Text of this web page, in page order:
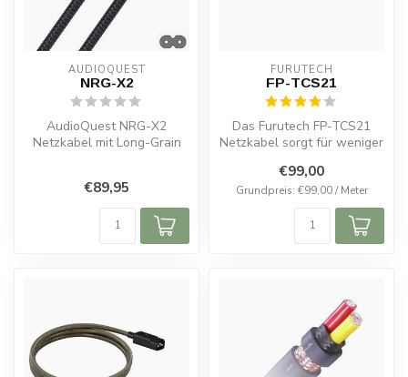
AUDIOQUEST
NRG-X2
AudioQuest NRG-X2
Netzkabel mit Long-Grain
€89,95
FURUTECH
FP-TCS21
Das Furutech FP-TCS21
Netzkabel sorgt für weniger
und...
€99,00
Grundpreis: €99,00 / Meter